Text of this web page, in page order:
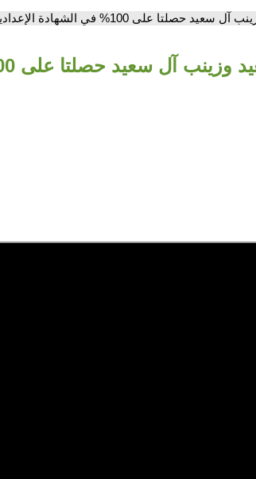
على 100% في الشهادة الإعدادية